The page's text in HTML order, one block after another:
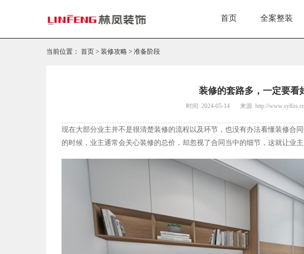
首页 全案整装
当前位置： 首页 > 装修攻略 > 准备阶段
装修的套路多，一定要看
时间: 2024-05-14 来源: http://
现在大部分业主并不是很清楚装修的流程以及环节，也没有办法看懂装修合
的时候，业主通常会关心装修的总价，却忽视了合同当中的细节，这就让业主